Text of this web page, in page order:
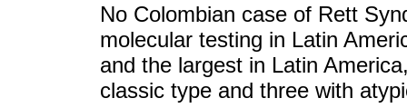
No Colombian case of Rett
molecular testing in Latin
and the largest in Latin
classic type and three with